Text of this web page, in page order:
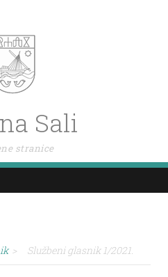
Sali
stranice
> Službeni glasnik 1/2021.